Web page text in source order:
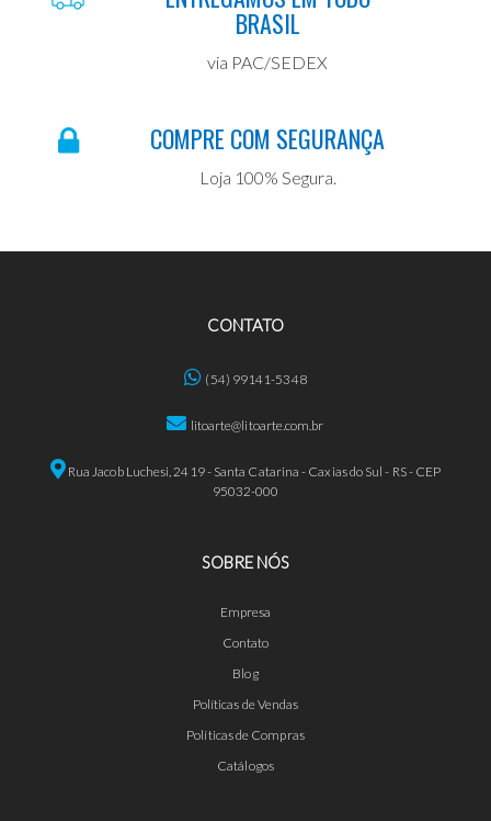
BRASIL
via PAC/SEDEX
COMPRE COM SEGURANÇA
Loja 100% Segura.
CONTATO
(54) 99141-5348
litoarte@litoarte.com.br
Rua Jacob Luchesi, 2419 - Santa Catarina - Caxias do Sul - RS - CEP
95032-000
SOBRE NÓS
Empresa
Contato
Blog
Políticas de Vendas
Políticas de Compras
Catálogos